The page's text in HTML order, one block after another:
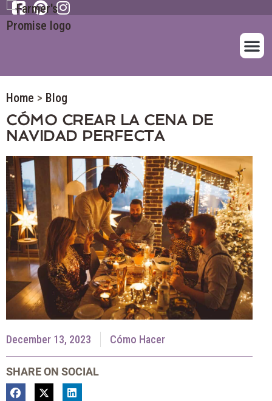
Home > Blog
CÓMO CREAR LA CENA DE
NAVIDAD PERFECTA
December 13, 2023 Cómo Hacer
SHARE ON SOCIAL